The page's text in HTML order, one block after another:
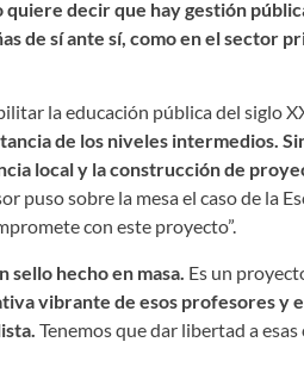
decir que hay gestión
de sí ante sí, como en el sector
la educación pública del siglo
de los niveles intermedios.
local y la construcción de
puso sobre la mesa el caso de la
con este proyecto”.
sello hecho en masa. Es un
vibrante de esos profesores y
Tenemos que dar libertad a